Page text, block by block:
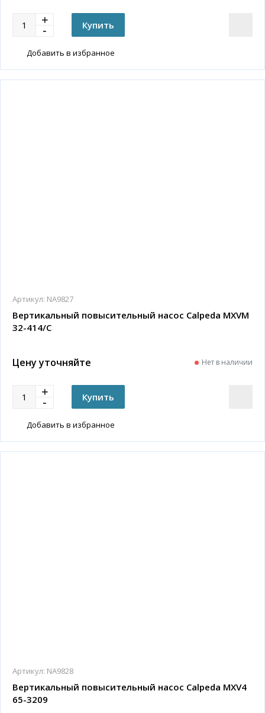
Добавить в избранное
Артикул: NA9827
Вертикальный повысительный насос Calpeda MXVM
32-414/C
Цену уточняйте Нет в наличии
Добавить в избранное
Артикул: NA9828
Вертикальный повысительный насос Calpeda MXV4
65-3209